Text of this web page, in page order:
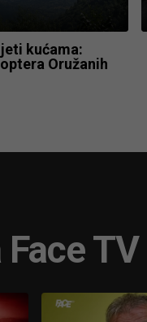
kućama:
Oružanih
TV